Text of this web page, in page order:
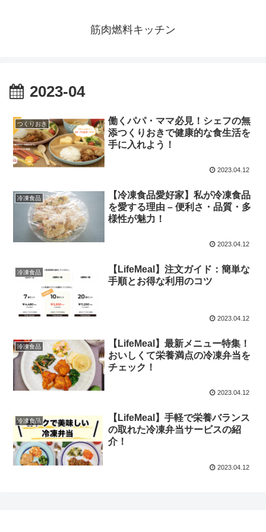
筋肉燃料キッチン
2023-04
つくりおき
働くパパ・ママ必見！シェフの無
添つくりおきで健康的な食生活を
手に入れよう！
2023.04.12
冷凍食品
【冷凍食品愛好家】私が冷凍食品
を愛する理由 – 便利さ・品質・多
様性が魅力！
2023.04.12
冷凍食品
【LifeMeal】注文ガイド：簡単な
手順とお得な利用のコツ
2023.04.12
冷凍食品
【LifeMeal】最新メニュー特集！
おいしくて栄養満点の冷凍弁当を
チェック！
2023.04.12
冷凍食品
【LifeMeal】手軽で栄養バランス
の取れた冷凍弁当サービスの紹
介！
2023.04.12